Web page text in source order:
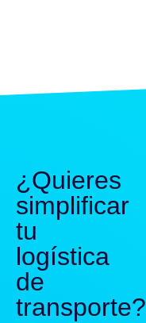
¿Quieres
simplificar
tu
logística
de
transporte?